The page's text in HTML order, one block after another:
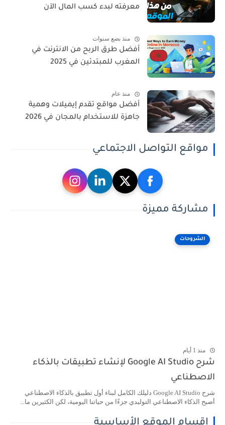
معرفته لبدء كسب المال الآن
منذ بضع سنوات
أفضل طرق الربح من الانترنت في
المغرب للمبتدئين في 2025
منذ عام
أفضل مواقع تقدم إيميلات وهمية
جاهزة للاستخدام بالمجان في 2026
مواقع التواصل الاجتماعي
مشاركة مميزة
الشروحات
منذ 1 أيام
شرح Google AI Studio لإنشاء تطبيقات بالذكاء
الاصطناعي
شرح Google AI Studio دليلك الكامل لبناء أول تطبيق بالذكاء الاصطناعي
أصبح الذكاء الاصطناعي التوليدي جزءًا من حياتنا اليومية، لكن الكثيرين ما...